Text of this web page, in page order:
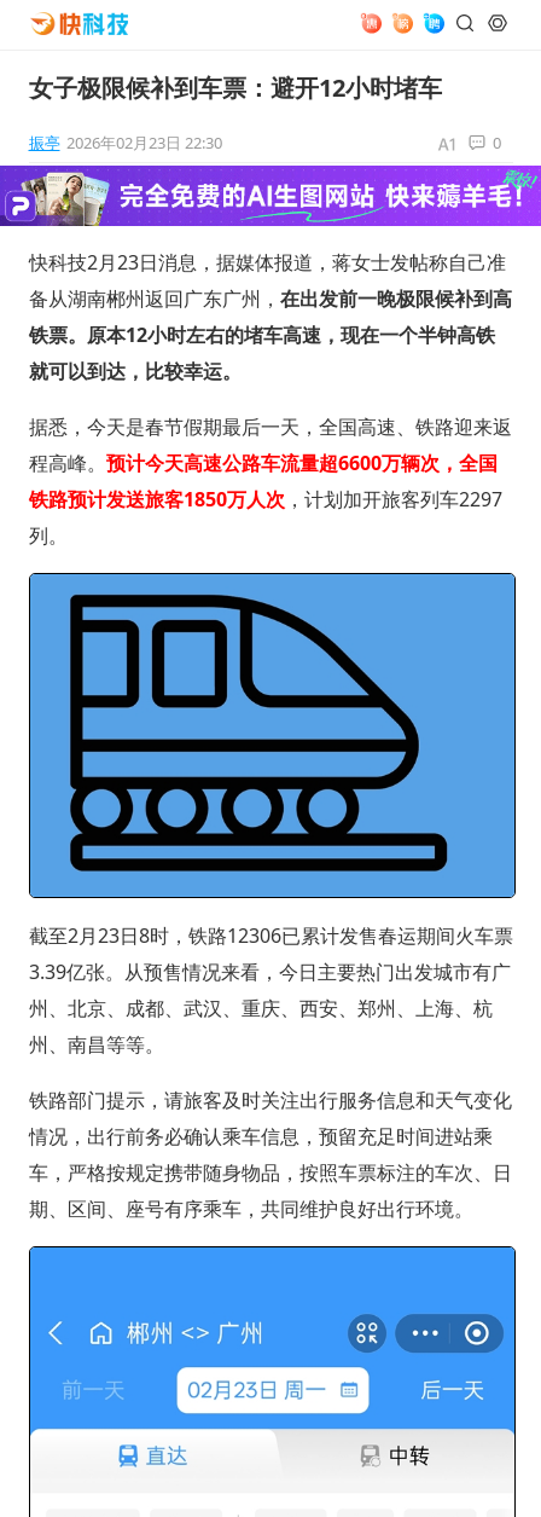
女子极限候补到车票：避开12小时堵车
振亭 2026年02月23日 22:30 0
快科技2月23日消息，据媒体报道，蒋女士发帖称自己准
备从湖南郴州返回广东广州， 在出发前一晚极限候补到高
铁票。原本12小时左右的堵车高速，现在一个半钟高铁
就可以到达，比较幸运。
据悉，今天是春节假期最后一天，全国高速、铁路迎来返
程高峰。 预计今天高速公路车流量超6600万辆次，全国
铁路预计发送旅客1850万人次 ，计划加开旅客列车2297
列。
截至2月23日8时，铁路12306已累计发售春运期间火车票
3.39亿张。从预售情况来看，今日主要热门出发城市有广
州、北京、成都、武汉、重庆、西安、郑州、上海、杭
州、南昌等等。
铁路部门提示，请旅客及时关注出行服务信息和天气变化
情况，出行前务必确认乘车信息，预留充足时间进站乘
车，严格按规定携带随身物品，按照车票标注的车次、日
期、区间、座号有序乘车，共同维护良好出行环境。